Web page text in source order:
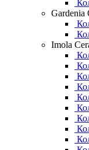
Gardenia
Imola